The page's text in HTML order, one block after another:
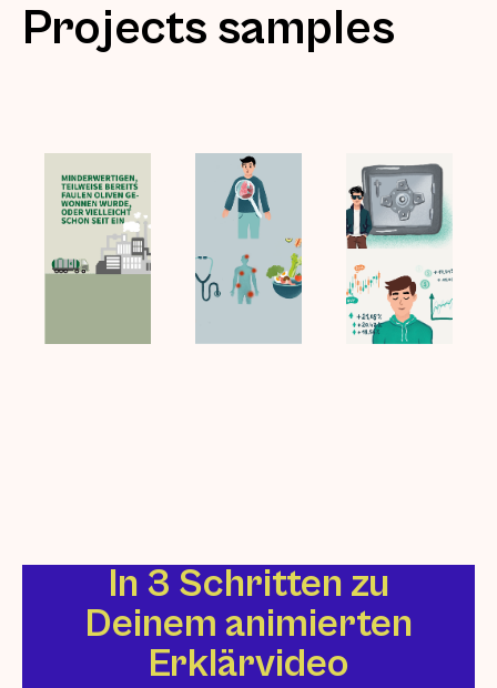
Projects samples
In 3 Schritten zu
Deinem animierten
Erklärvideo